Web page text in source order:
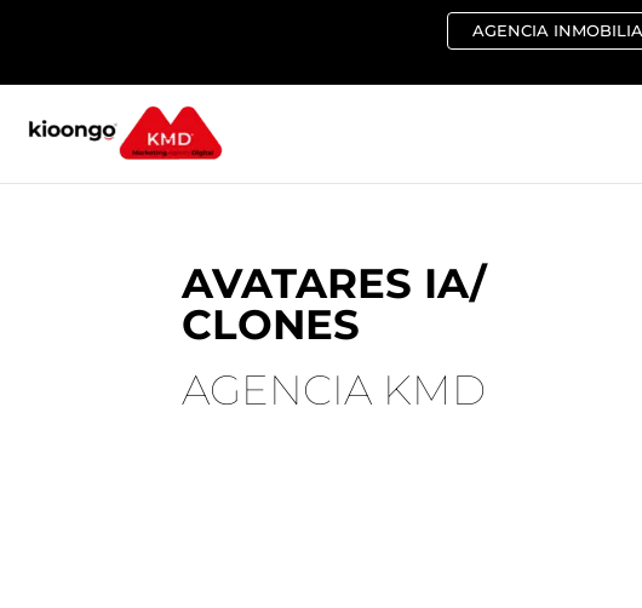
contenido
AGENCIA
AVATARES IA/
CLONES
AGENCIA KMD